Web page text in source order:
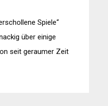
Spiele“
über einige
seit geraumer Zeit